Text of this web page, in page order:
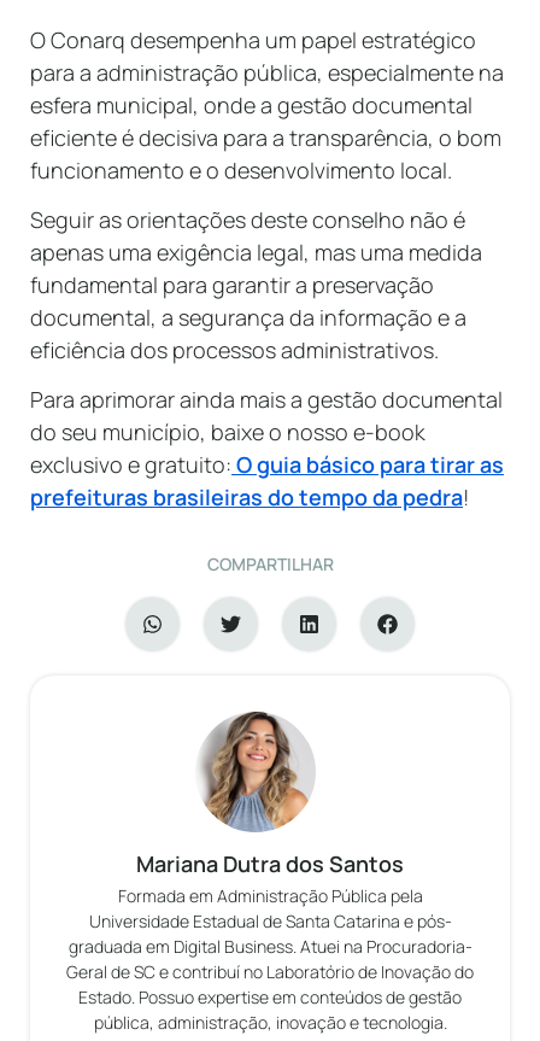
O Conarq desempenha um papel estratégico
para a administração pública, especialmente na
esfera municipal, onde a gestão documental
eficiente é decisiva para a transparência, o bom
funcionamento e o desenvolvimento local.
Seguir as orientações deste conselho não é
apenas uma exigência legal, mas uma medida
fundamental para garantir a preservação
documental, a segurança da informação e a
eficiência dos processos administrativos.
Para aprimorar ainda mais a gestão documental
do seu município, baixe o nosso e-book
exclusivo e gratuito: O guia básico para tirar as
prefeituras brasileiras do tempo da pedra!
COMPARTILHAR
Mariana Dutra dos Santos
Formada em Administração Pública pela
Universidade Estadual de Santa Catarina e pós-
graduada em Digital Business. Atuei na Procuradoria-
Geral de SC e contribuí no Laboratório de Inovação do
Estado. Possuo expertise em conteúdos de gestão
pública, administração, inovação e tecnologia.